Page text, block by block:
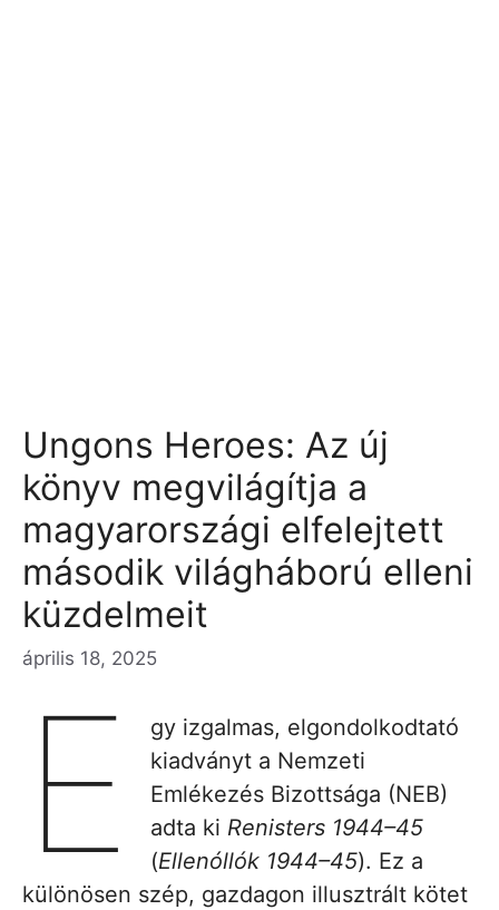
Ungons Heroes: Az új
könyv megvilágítja a
magyarországi elfelejtett
második világháború elleni
küzdelmeit
április 18, 2025
E
gy izgalmas, elgondolkodtató
kiadványt a Nemzeti
Emlékezés Bizottsága (NEB)
adta ki Renisters 1944–45
(Ellenóllók 1944–45). Ez a
különösen szép, gazdagon illusztrált kötet